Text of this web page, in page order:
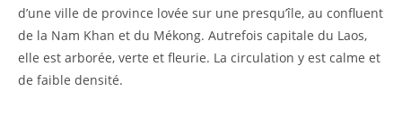
d’une ville de province lovée sur une presqu’île, au confluent
de la Nam Khan et du Mékong. Autrefois capitale du Laos,
elle est arborée, verte et fleurie. La circulation y est calme et
de faible densité.